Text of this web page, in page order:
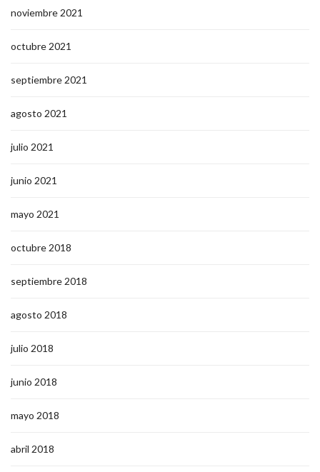
noviembre 2021
octubre 2021
septiembre 2021
agosto 2021
julio 2021
junio 2021
mayo 2021
octubre 2018
septiembre 2018
agosto 2018
julio 2018
junio 2018
mayo 2018
abril 2018